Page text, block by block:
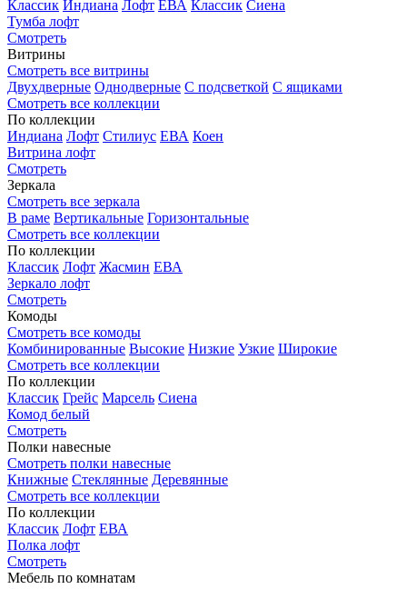
Классик Индиана Лофт ЕВА Классик Сиена
Тумба лофт
Смотреть
Витрины
Смотреть все витрины
Двухдверные Однодверные С подсветкой С ящиками
Смотреть все коллекции
По коллекции
Индиана Лофт Стилиус ЕВА Коен
Витрина лофт
Смотреть
Зеркала
Смотреть все зеркала
В раме Вертикальные Горизонтальные
Смотреть все коллекции
По коллекции
Классик Лофт Жасмин ЕВА
Зеркало лофт
Смотреть
Комоды
Смотреть все комоды
Комбинированные Высокие Низкие Узкие Широкие
Смотреть все коллекции
По коллекции
Классик Грейс Марсель Сиена
Комод белый
Смотреть
Полки навесные
Смотреть полки навесные
Книжные Стеклянные Деревянные
Смотреть все коллекции
По коллекции
Классик Лофт ЕВА
Полка лофт
Смотреть
Мебель по комнатам